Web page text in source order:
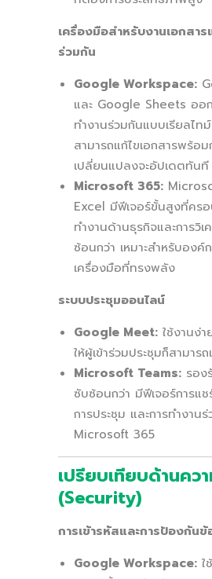
เครื่องมือสำหรับงานเอกสาร
ร่วมกัน
Google Workspace:
และ Google Sheets ออ
ทำงานร่วมกันแบบเรียลไท
สามารถแก้ไขเอกสารพร้อ
เปลี่ยนแปลงจะอัปเดตทันที
Microsoft 365:
Excel มีฟีเจอร์ขั้นสูงที่คร
ทำงานด้านธุรกิจและการวิ
ซ้อนกว่า เหมาะสำหรับองค์
เครื่องมือที่ทรงพลัง
ระบบประชุมออนไลน์
Google Meet: ใช้งานง่
ให้ผู้เข้าร่วมประชุมก็สามาร
Microsoft Teams: รอง
ซับซ้อนกว่า มีฟีเจอร์การแ
การประชุม และการทำงาน
Microsoft 365
เปรียบเทียบด้านคว
(Security)
การเข้ารหัสและการป้องกัน
Google Workspace: ใ